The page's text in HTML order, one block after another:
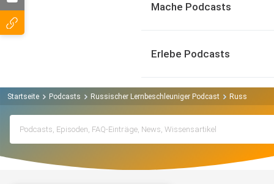
Mache Podcasts
Erlebe Podcasts
Startseite Podcasts Russischer Lernbeschleuniger Podcast Russisch